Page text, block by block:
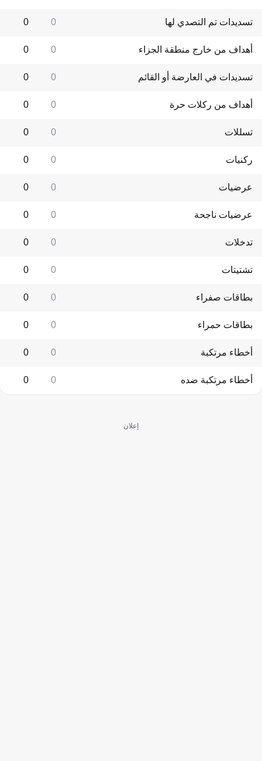
تسديدات تم التصدي لها 0
0
أهداف من خارج منطقة الجزاء 0
0
تسديدات في العارضة أو القائم 0
0
أهداف من ركلات حرة 0
0
تسللات 0
0
ركنيات 0
0
عرضيات 0
0
عرضيات ناجحة 0
0
تدخلات 0
0
تشتيتات 0
0
بطاقات صفراء 0
0
بطاقات حمراء 0
0
أخطاء مرتكبة 0
0
أخطاء مرتكبة ضده 0
0
إعلان